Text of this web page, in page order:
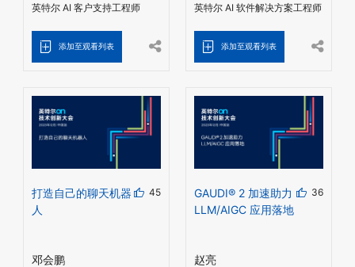
英特尔 AI 客户支持工程师
添加至观看列表
英特尔 AI 软件解决方案工程师
添加至观看列表
45
打造自己的聊天机器
人
邓会鹏
36
GAUDI® 2 加速助力
LLM/AIGC 应用落地
赵亮